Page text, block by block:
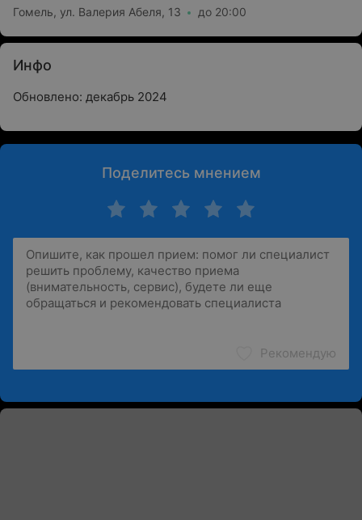
Гомель, ул. Валерия Абеля, 13 до 20:00
Инфо
Обновлено: декабрь 2024
Поделитесь мнением
Рекомендую